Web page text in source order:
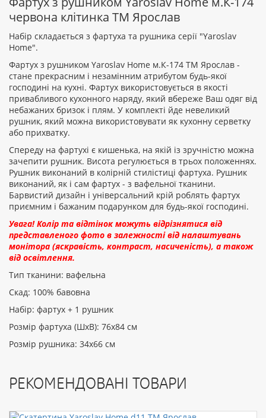
червона клітинка ТМ Ярослав
Набір складається з фартуха та рушника серії "Yaroslav
Home".
Фартух з рушником Yaroslav Home м.К-174 ТМ Ярослав -
стане прекрасним і незамінним атрибутом будь-якої
господині на кухні. Фартух використовується в якості
привабливого кухонного наряду, який вбереже Ваш одяг від
небажаних бризок і плям. У комплекті йде невеликий
рушник, який можна використовувати як кухонну серветку
або прихватку.
Спереду на фартухі є кишенька, на якій із зручністю можна
зачепити рушник. Висота регулюється в трьох положеннях.
Рушник виконаний в колірній стилістиці фартуха. Рушник
виконаний, як і сам фартух - з вафельної тканини.
Барвистий дизайн і універсальний крій роблять фартух
приємним і бажаним подарунком для будь-якої господині.
Увага! Колір та відтінок можуть відрізнятися від
представленого фото в залежності від налаштувань
монітора (яскравість, контраст, насиченість), а також
від освітлення.
Тип тканини: вафельна
Скад: 100% бавовна
Набір: фартух + 1 рушник
Розмір фартуха (ШхВ): 76х84 см
Розмір рушника: 34х66 см
Рейтинг:
ПРОДОВЖИТИ
РЕКОМЕНДОВАНІ ТОВАРИ